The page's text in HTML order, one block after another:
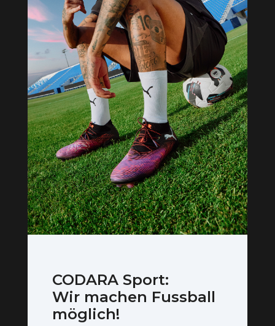
CODARA Sport:
Wir machen Fussball
möglich!